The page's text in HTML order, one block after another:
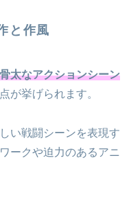
と作風
骨太なアクションシーン
が挙げられます。
い戦闘シーンを表現す
ークや迫力のあるアニ